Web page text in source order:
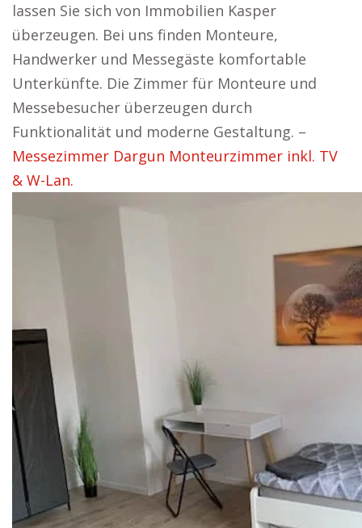
lassen Sie sich von Immobilien Kasper
überzeugen. Bei uns finden Monteure,
Handwerker und Messegäste komfortable
Unterkünfte. Die Zimmer für Monteure und
Messebesucher überzeugen durch
Funktionalität und moderne Gestaltung. –
Messezimmer Dargun Monteurzimmer inkl. TV
& W-Lan.